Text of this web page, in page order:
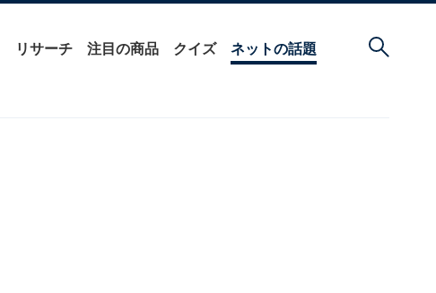
リサーチ 注目の商品 クイズ ネットの話題